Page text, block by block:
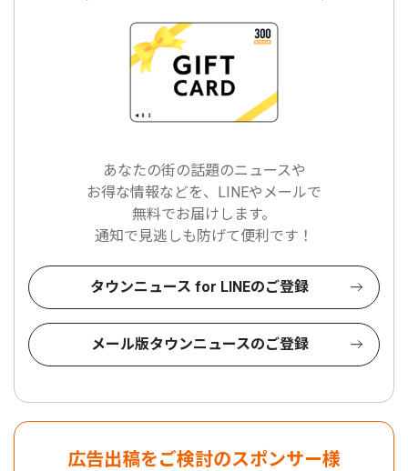
あなたの街の話題のニュースや
お得な情報などを、LINEやメールで
無料でお届けします。
通知で見逃しも防げて便利です！
タウンニュース for LINEのご登録
メール版タウンニュースのご登録
広告出稿をご検討のスポンサー様